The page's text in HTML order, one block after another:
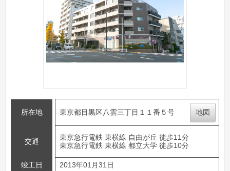
所在地 東京都目黒区八雲三丁目１１番５号 地図
交通
東京急行電鉄 東横線 自由が丘 徒歩11分
東京急行電鉄 東横線 都立大学 徒歩10分
竣工日 2013年01月31日